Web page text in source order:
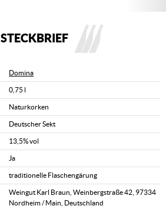
STECKBRIEF
Domina
0,75 l
Naturkorken
Deutscher Sekt
13,5% vol
Ja
traditionelle Flaschengärung
Weingut Karl Braun, Weinbergstraße 42, 97334
Nordheim / Main, Deutschland